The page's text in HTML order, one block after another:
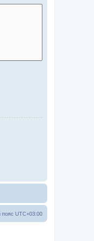
пояс UTC+03:00